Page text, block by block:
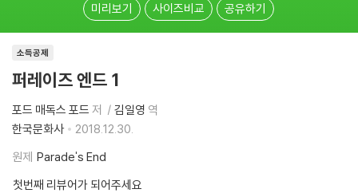
미리보기 사이즈비교 공유하기
소득공제
퍼레이즈 엔드 1
포드 매독스 포드 저 김일영 역
한국문화사
2018.12.30.
원제 Parade's End
첫번째 리뷰어가 되어주세요